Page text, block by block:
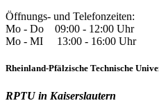
Öffnungs- und Telefonzeiten:
Mo - Do 09:00 - 12:00 Uhr
Mo - MI 13:00 - 16:00 Uhr
Rheinland-Pfälzische Technische
RPTU in Kaiserslautern